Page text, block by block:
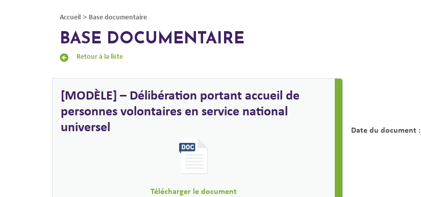
Accueil > Base documentaire
BASE DOCUMENTAIRE
Retour à la liste
[MODÈLE] – Délibération portant accueil de
personnes volontaires en service national
universel
Télécharger le document
Date du document :